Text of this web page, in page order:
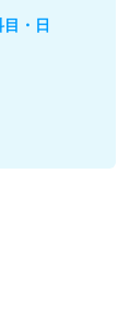
・日